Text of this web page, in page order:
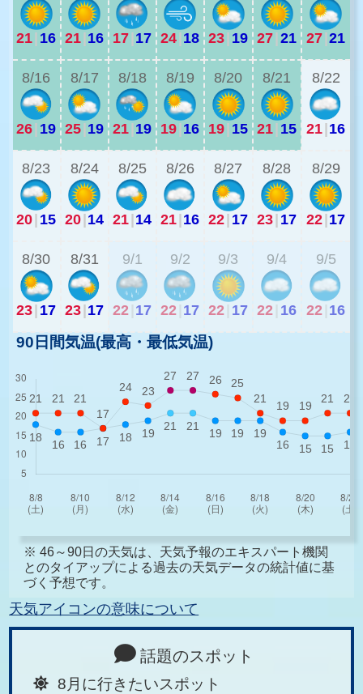
21| 16 21|16 17|17 24|18 23| 19 27|21 27|21
8/16
26| 19
8/17
25|19
8/18
21|19
8/19
19|16
8/20
19| 15
8/21
21| 15
8/22
21|16
8/23
20| 15
8/24
20|14
8/25
21|14
8/26
21|16
8/27
22| 17
8/28
23| 17
8/29
22|17
8/30
23| 17
8/31
23|17
9/1
22 17
9/2
22 17
9/3
22 17
9/4
22 16
9/5
22 16
90日間気温(最高・最低気温)
※ 46～90日の天気は、天気予報のエキスパート機関
とのタイアップによる過去の天気データの統計値に基
づく予想です。
天気アイコンの意味について
話題のスポット
8月に行きたいスポット